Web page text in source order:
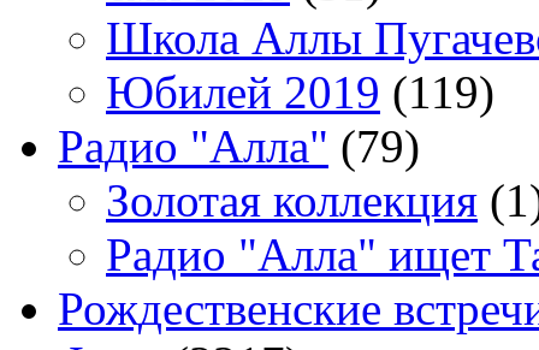
Школа Аллы
Юбилей 2019 (119)
Радио "Алла" (79)
Золотая коллекция
Радио "Алла" ищет
Рождественские